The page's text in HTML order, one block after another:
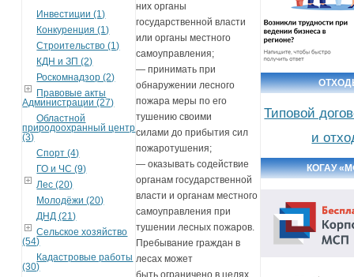
Инвестиции (1)
Конкуренция (1)
Строительство (1)
КДН и ЗП (2)
Роскомнадзор (2)
Правовые акты
Администрации (27)
Областной
природоохранный центр
(3)
Спорт (4)
ГО и ЧС (9)
Лес (20)
Молодёжи (20)
ДНД (21)
Сельское хозяйство
(54)
Кадастровые работы
(30)
них органы
государственной власти
или органы местного
самоуправления;
— принимать при
обнаружении лесного
пожара меры по его
тушению своими
силами до прибытия сил
пожаротушения;
— оказывать содействие
органам государственной
власти и органам местного
самоуправления при
тушении лесных пожаров.
Пребывание граждан в
лесах может
Типовой
и
КОГАУ